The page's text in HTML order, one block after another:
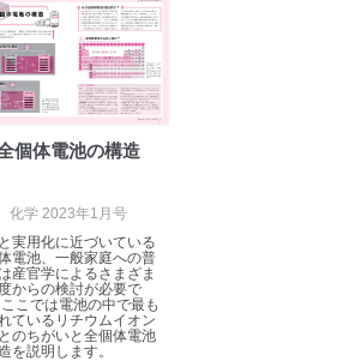
個体電池の構造
化学 2023年1月号
実用化に近づいている
電池、一般家庭への普
産官学によるさまざま
からの検討が必要で
こでは電池の中で最も
ているリチウムイオン
のちがいと全個体電池
を説明します。